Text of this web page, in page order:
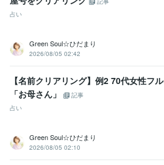
占い
Green Soul☆ひだまり
2026/08/05 02:42
【名前クリアリング】例2 70代女性フ
「お母さん」
記事
占い
Green Soul☆ひだまり
2026/08/05 02:10